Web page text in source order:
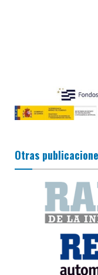
Otras